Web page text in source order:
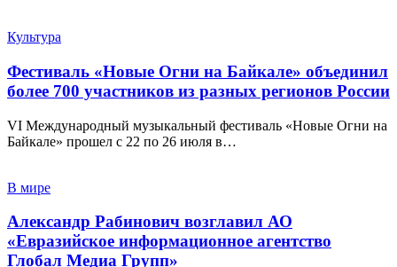
Культура
Фестиваль «Новые Огни на Байкале» объединил
более 700 участников из разных регионов России
VI Международный музыкальный фестиваль «Новые Огни на
Байкале» прошел с 22 по 26 июля в…
В мире
Александр Рабинович возглавил АО
«Евразийское информационное агентство
Глобал Медиа Групп»